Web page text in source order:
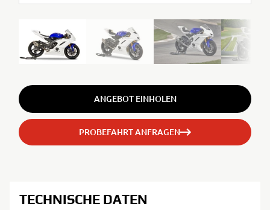
ANGEBOT EINHOLEN
PROBEFAHRT ANFRAGEN
TECHNISCHE DATEN